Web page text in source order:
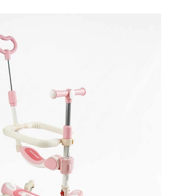
ВІД 2000 ГРН • БЕЗКОШТОВНА